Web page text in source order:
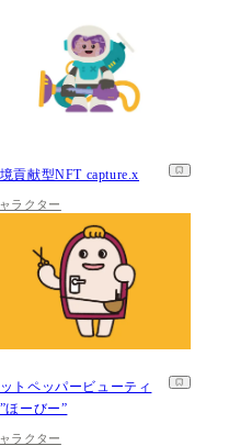
貢献型NFT capture.x
ラクター
トペッパービューティ
ほーびー”
ラクター